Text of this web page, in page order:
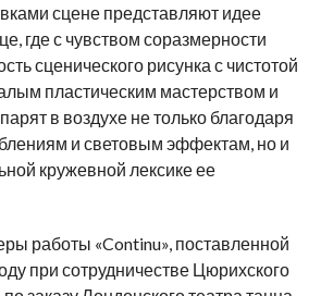
сцене представляют идее
где с чувством соразмерности
сценического рисунка с чистотой
пластическим мастерством и
в воздухе не только благодаря
и световым эффектам, но и
кружевной лексике ее
работы «Continu», поставленной
при сотрудничестве Цюрихского